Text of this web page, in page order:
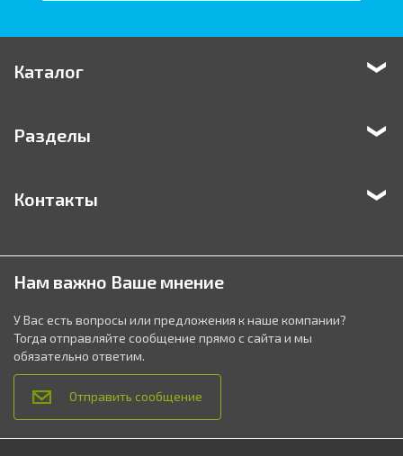
Каталог
Разделы
Контакты
Нам важно Ваше мнение
У Вас есть вопросы или предложения к наше компании?
Тогда отправляйте сообщение прямо с сайта и мы
обязательно ответим.
Отправить сообщение